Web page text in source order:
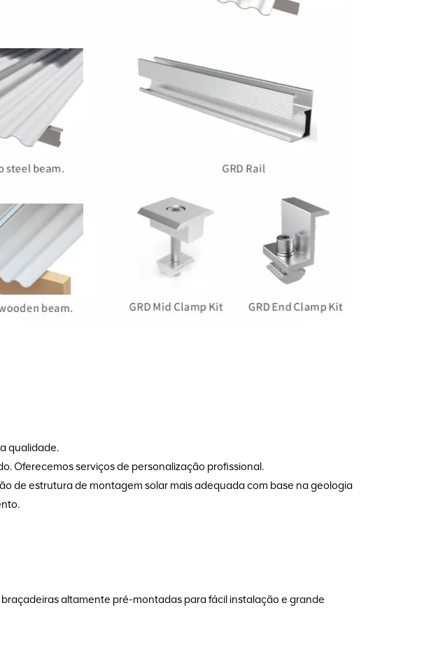
qualidade.
Oferecemos serviços de personalização profissional.
de estrutura de montagem solar mais adequada com base na geologia
altamente pré-montadas para fácil instalação e grande